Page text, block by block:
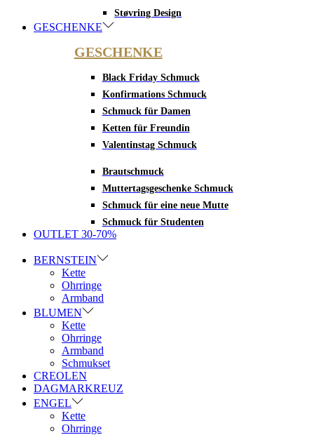
Støvring Design
GESCHENKE
GESCHENKE
Black Friday Schmuck
Konfirmations Schmuck
Schmuck für Damen
Ketten für Freundin
Valentinstag Schmuck
Brautschmuck
Muttertagsgeschenke Schmuck
Schmuck für eine neue Mutte
Schmuck für Studenten
OUTLET 30-70%
BERNSTEIN
Kette
Ohrringe
Armband
BLUMEN
Kette
Ohrringe
Armband
Schmukset
CREOLEN
DAGMARKREUZ
ENGEL
Kette
Ohrringe